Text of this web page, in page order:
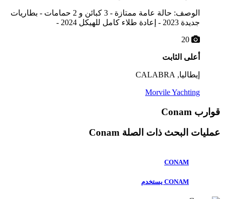
الوصف: حالة عامة ممتازة - 3 كبائن و 2 حمامات - بطاريات
جديدة 2023 - إعادة طلاء كامل للهيكل 2024 -
أعلى الثابت
إيطاليا, CALABRA
Morvile Yachting
قوارب Conam
عمليات البحث ذات الصلة Conam
CONAM
CONAM يستخدم